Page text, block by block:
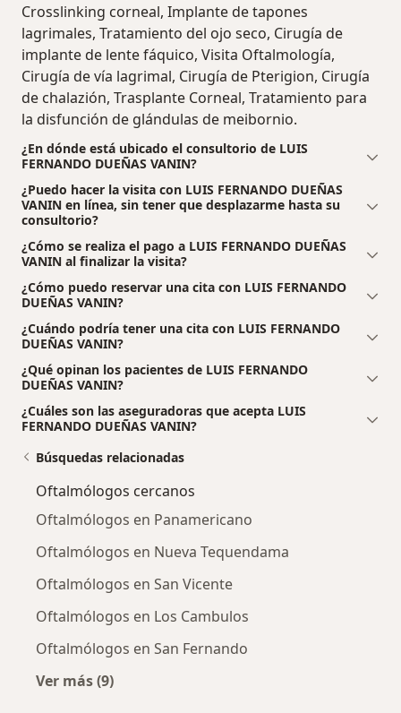
Crosslinking corneal, Implante de tapones
lagrimales, Tratamiento del ojo seco, Cirugía de
implante de lente fáquico, Visita Oftalmología,
Cirugía de vía lagrimal, Cirugía de Pterigion, Cirugía
de chalazión, Trasplante Corneal, Tratamiento para
la disfunción de glándulas de meibornio.
¿En dónde está ubicado el consultorio de LUIS
FERNANDO DUEÑAS VANIN?
¿Puedo hacer la visita con LUIS FERNANDO DUEÑAS
VANIN en línea, sin tener que desplazarme hasta su
consultorio?
¿Cómo se realiza el pago a LUIS FERNANDO DUEÑAS
VANIN al finalizar la visita?
¿Cómo puedo reservar una cita con LUIS FERNANDO
DUEÑAS VANIN?
¿Cuándo podría tener una cita con LUIS FERNANDO
DUEÑAS VANIN?
¿Qué opinan los pacientes de LUIS FERNANDO
DUEÑAS VANIN?
¿Cuáles son las aseguradoras que acepta LUIS
FERNANDO DUEÑAS VANIN?
Búsquedas relacionadas
Oftalmólogos cercanos
Oftalmólogos en Panamericano
Oftalmólogos en Nueva Tequendama
Oftalmólogos en San Vicente
Oftalmólogos en Los Cambulos
Oftalmólogos en San Fernando
Ver más (9)